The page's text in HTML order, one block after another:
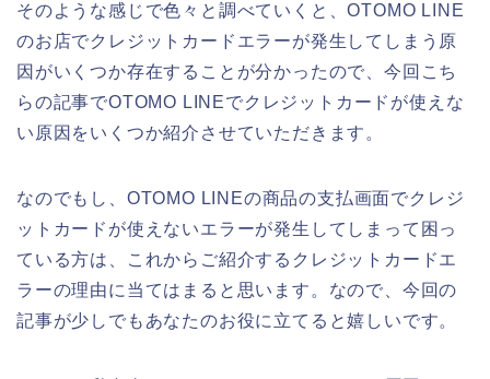
そのような感じで色々と調べていくと、OTOMO LINE
のお店でクレジットカードエラーが発生してしまう原
因がいくつか存在することが分かったので、今回こち
らの記事でOTOMO LINEでクレジットカードが使えな
い原因をいくつか紹介させていただきます。
なのでもし、OTOMO LINEの商品の支払画面でクレジ
ットカードが使えないエラーが発生してしまって困っ
ている方は、これからご紹介するクレジットカードエ
ラーの理由に当てはまると思います。なので、今回の
記事が少しでもあなたのお役に立てると嬉しいです。